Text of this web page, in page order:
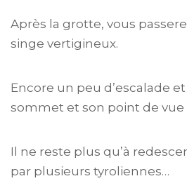
Après la grotte, vous
singe vertigineux.
Encore un peu d’escalade et
sommet et son point de vue
Il ne reste plus qu’à
par plusieurs tyroliennes…